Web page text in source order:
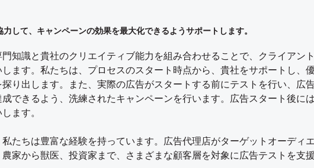
力して、キャンペーンの効果を最大化できるようサポートします。
知識と貴社のクリエイティブ能力を組み合わせることで、クライアン
ます。私たちは、プロセスのスタート時点から、貴社をサポートし、
探り出します。また、実際の広告がスタートする前にテストを行い、広
できるよう、洗練されたキャンペーンを行います。広告スタート後に
ます。
私たちは豊富な経験を持っています。広告代理店がターゲットオーディ
家から獣医、投資家まで、さまざまな顧客層を対象に広告テストを支
客との距離を縮め、ニーズに合った製品やコミュニケーションを設計できるよう支
ッパ、アメリカ、アジアの農家や生産者への調査を行っており、農業
を深く理解していることから、これらグループの確実な参加を研究・
確にするために必要な信頼関係を構築します。さらに、栄養士や業界の
リーチし、製品に貴重な情報を提供することができます
のターゲット層に対して、ブランドを身近なものとしたり、トラクター
道具から農薬製品まで、さまざまな農産物もテストをしてきました。
マルヘルス市場調査に関する専門知識を応用し、幅広いカテゴリーとさまざまなビ
ます。
、当社は最大の動物用薬品会社やペットフードブランドの数社と協力し
戦略を形作り、より顧客中心の思考を促進するアニマルヘルス市場調査
クチン、耳の感染症、特殊なペットフードなど、幅広いカテゴリーで
関する深い知見を得ました。
サイトを発掘し、チームに力を与えるワークショップを実施することで
て、マーケティングおよびコミュニケーション戦略を最適化すること
開発サイクルのあらゆる段階において自動車ブランドをサポートし、インサイトを
、業界の大手企業と協力し、最も困難な課題を乗り越えるためのサポー
なプロジェクトで協力しています。
ーへのアピール方法を明確にすることで、ビジネスの将来性を確保し
を開発しました。また、業績不振のモデルが業績アップに転じるべく支
への理解を深め、顧客のニーズに合わせて戦略を策定できるよう支援します。
エージェンシーとして約25年以上前にスタートし、BtoB市場調査にお
界中のリーチ困難なBtoBオーディエンスを対象に調査を行う専門組織
で、リーチ対象を追跡するだけでなく、他の方法では見つけることの
社に役立つ調査アプローチを設計すべく、信頼と確信を持って、当社
織のソートリーダーシップ、ビジネスコンサルティング、戦略開発な
ロナウイルス感染症(COVID-19)に直面した際、ビジネス上の意思決定
の発売や改良は大きな取り組みです。当社は、製品開発サイクルのあらゆる段階で
らMars（マースインコーポレイテッド）、Arla（アーラフーズ）まで
と協力して、成功へ導くコンセプトの決定、適切なフレーバーや香りの
ていないニーズの発掘、主要なターゲットの特定を行ってきま
なEコマース市場調査を通じて、地元および多国籍のEコマースプレーヤーと協力
ジネスには大量の顧客データが存在することは周知の事実です
社は新しいニュースを届けることに注力します。定性調査を通じて、
ニーズを把握し、カスタマーエクスペリエンスの最適化を支援します。
お手伝いをします。